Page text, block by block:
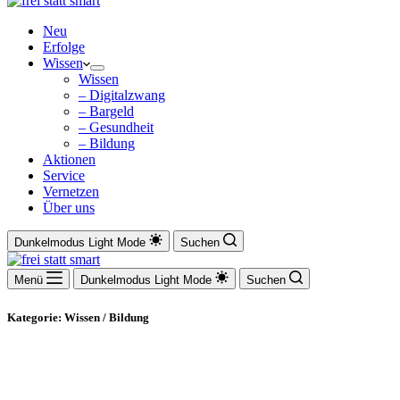
Neu
Erfolge
Wissen
Wissen
– Digitalzwang
– Bargeld
– Gesundheit
– Bildung
Aktionen
Service
Vernetzen
Über uns
Dunkelmodus Light Mode Suchen
Menü Dunkelmodus Light Mode Suchen
Kategorie: Wissen / Bildung